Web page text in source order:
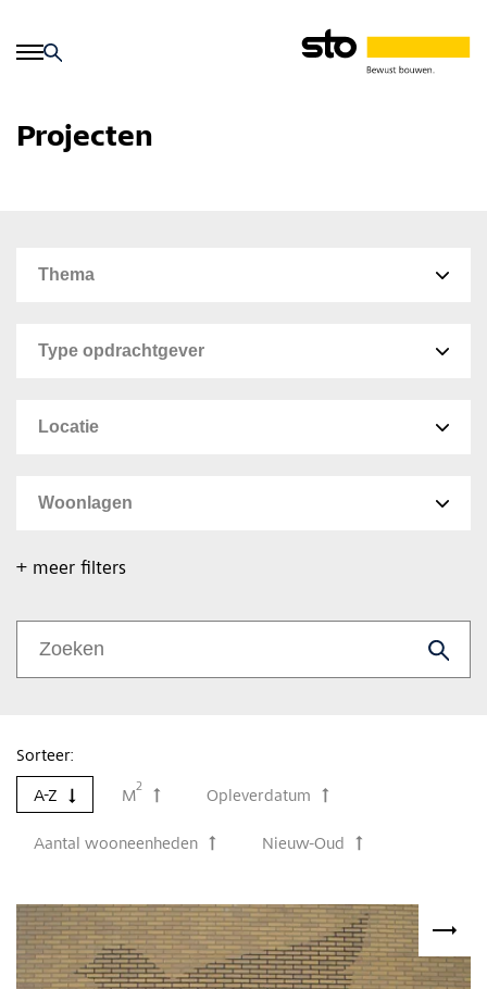
Projecten
+ meer filters
Sorteer:
A-Z M
2
Opleverdatum
Aantal wooneenheden Nieuw-Oud